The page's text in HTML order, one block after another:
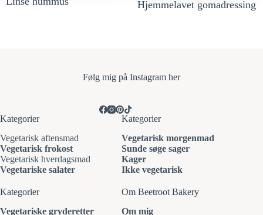
Hjemmelavet gomadressing
Følg mig på Instagram her
Kategorier
Vegetarisk aftensmad
Vegetarisk frokost
Vegetarisk hverdagsmad
Vegetariske salater
Kategorier
Vegetarisk morgenmad
Sunde søge sager
Kager
Ikke vegetarisk
Kategorier
Vegetariske gryderetter
Om Beetroot Bakery
Om mig